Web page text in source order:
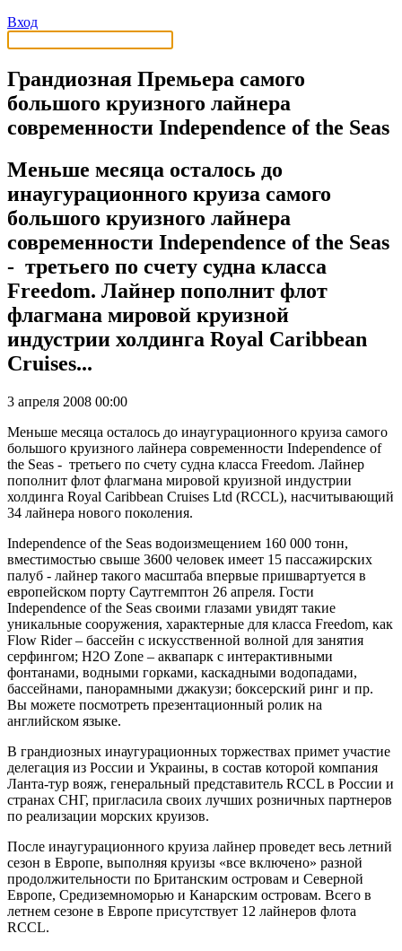
Вход
Грандиозная Премьера самого
большого круизного лайнера
современности Independence of the Seas
Меньше месяца осталось до
инаугурационного круиза самого
большого круизного лайнера
современности Independence of the Seas
- третьего по счету судна класса
Freedom. Лайнер пополнит флот
флагмана мировой круизной
индустрии холдинга Royal Caribbean
Cruises...
3 апреля 2008 00:00
Меньше месяца осталось до инаугурационного круиза самого
большого круизного лайнера современности Independence of
the Seas - третьего по счету судна класса Freedom. Лайнер
пополнит флот флагмана мировой круизной индустрии
холдинга Royal Caribbean Cruises Ltd (RCCL), насчитывающий
34 лайнера нового поколения.
Independence of the Seas водоизмещением 160 000 тонн,
вместимостью свыше 3600 человек имеет 15 пассажирских
палуб - лайнер такого масштаба впервые пришвартуется в
европейском порту Саутгемптон 26 апреля. Гости
Independence of the Seas своими глазами увидят такие
уникальные сооружения, характерные для класса Freedom, как
Flow Rider – бассейн с искусственной волной для занятия
серфингом; H2O Zone – аквапарк с интерактивными
фонтанами, водными горками, каскадными водопадами,
бассейнами, панорамными джакузи; боксерский ринг и пр.
Вы можете посмотреть презентационный ролик на
английском языке.
В грандиозных инаугурационных торжествах примет участие
делегация из России и Украины, в состав которой компания
Ланта-тур вояж, генеральный представитель RCCL в России и
странах СНГ, пригласила своих лучших розничных партнеров
по реализации морских круизов.
После инаугурационного круиза лайнер проведет весь летний
сезон в Европе, выполняя круизы «все включено» разной
продолжительности по Британским островам и Северной
Европе, Средиземноморью и Канарским островам. Всего в
летнем сезоне в Европе присутствует 12 лайнеров флота
RCCL.